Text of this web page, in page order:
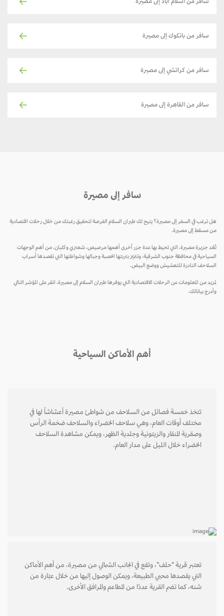
سافر من اسلام آباد إلى مصيرة
سافر من بانكوك إلى مصيرة
سافر من كراتشي إلى مصيرة
سافر من القاهرة إلى مصيرة
سافر إلى مصيرة
ترغب في السفر إلى مصيرة؟ يتيح لك طيران السلام الفرصة لتحقيق رغبتك من خلال رحلات اقتصادية
مسقط إلى مصيرة.
جزيرة مصيرة، التي تحيط بها عدة جزر أخرى أهمها مرصيص، شعنزي وكلبان، من أهم الوجهات
في محافظة جنوب الشرقية، وتتميّز بتربتها الخصبة وجبالها وشواطئها التي تقصدها أسراب
النادرة للتعشيش ووضع البيض.
من المعلومات عن الرحلات الاقتصادية التي يوفرها طيران السلام إلى مصيرة، انقر على المؤشر التالي
بياناتك.
أهم الأماكن السياحية
تتخذ خمسة فصائل من السلاحف من شواطئ مصيرة أعشاشاً لها في
مختلف أوقات العام، وهي سلاحف الخضراء والسلاحف ضخمة الرأس
وصقرية المنقار والزيتونية وجلدية الظهر، ويمكن مشاهدة السلاحف
الخضراء خلال الليل على مدار العام.
تعتبر قرية "حلف"، وتقع في الجانب الشمالي من مصيرة، من أهم الأماكن
التي يقصدها محبي الطبيعة، ويمكن الوصول إليها من خلال عبّارة من
شنه، كما تضم القرية عددًا من المطاعم والمرافق الأخرى.